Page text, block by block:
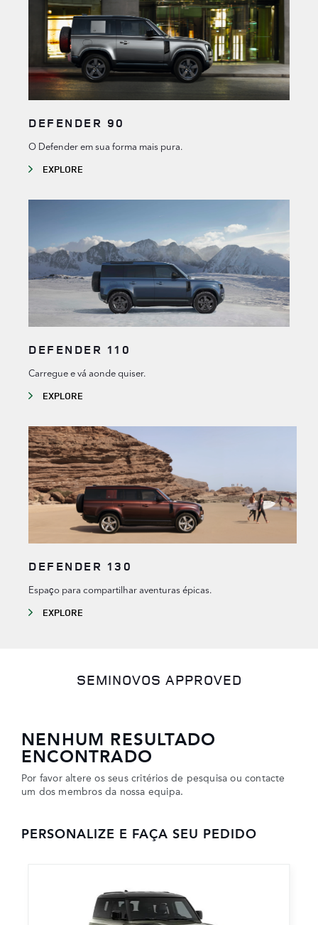
DEFENDER 90
O Defender em sua forma mais pura.
EXPLORE
DEFENDER 110
Carregue e vá aonde quiser.
EXPLORE
DEFENDER 130
Espaço para compartilhar aventuras épicas.
EXPLORE
SEMINOVOS APPROVED
NENHUM RESULTADO
ENCONTRADO
Por favor altere os seus critérios de pesquisa ou contacte
um dos membros da nossa equipa.
PERSONALIZE E FAÇA SEU PEDIDO